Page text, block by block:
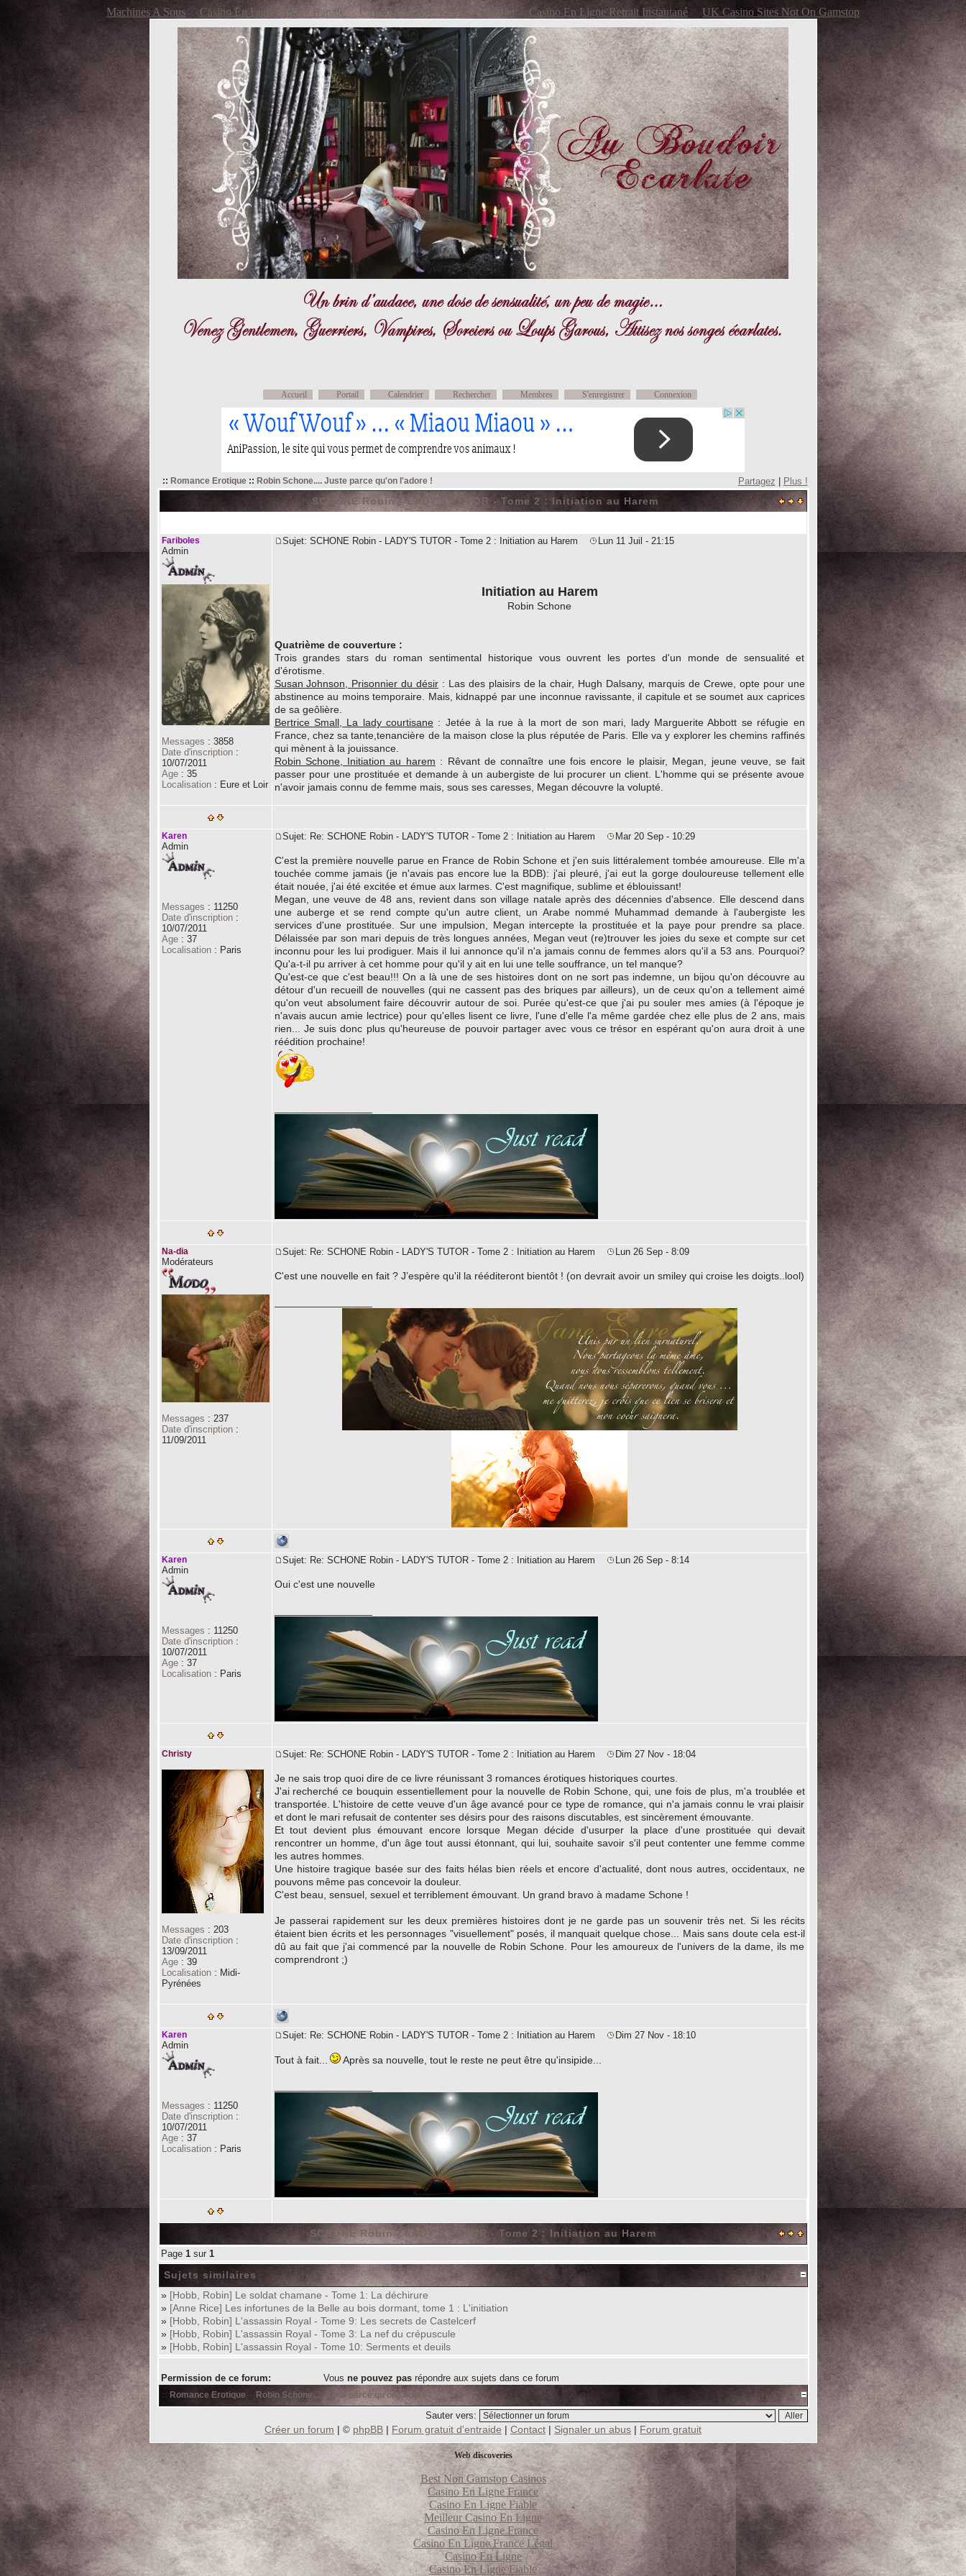
Machines A Sous Casino En Ligne Retrait Rapide Casino En Ligne Retrait Immédiat Casino En Ligne Retrait Instantané UK Casino Sites Not On Gamstop
Accueil Portail Calendrier Rechercher Membres S'enregistrer Connexion
:: Romance Erotique:: Robin Schone.... Juste parce qu'on l'adore ! Partagez Plus !
SCHONE Robin - LADY'S TUTOR - Tome 2 : Initiation au Harem
Fariboles
Admin
Messages : 3858
Date d'inscription:
10/07/2011
Age: 35
Localisation: Eure et Loir
Sujet: SCHONE Robin - LADY'S TUTOR - Tome 2 : Initiation au Harem Lun 11 Juil - 21:15
Initiation au Harem
Robin Schone
Quatrième de couverture :
Trois grandes stars du roman sentimental historique vous ouvrent les portes d'un monde de sensualité et
d'érotisme.
Susan Johnson, Prisonnier du désir : Las des plaisirs de la chair, Hugh Dalsany, marquis de Crewe, opte pour une
abstinence au moins temporaire. Mais, kidnappé par une inconnue ravissante, il capitule et se soumet aux caprices
de sa geôlière.
Bertrice Small, La lady courtisane : Jetée à la rue à la mort de son mari, lady Marguerite Abbott se réfugie en
France, chez sa tante,tenancière de la maison close la plus réputée de Paris. Elle va y explorer les chemins raffinés
qui mènent à la jouissance.
Robin Schone, Initiation au harem : Rêvant de connaître une fois encore le plaisir, Megan, jeune veuve, se fait
passer pour une prostituée et demande à un aubergiste de lui procurer un client. L'homme qui se présente avoue
n'avoir jamais connu de femme mais, sous ses caresses, Megan découvre la volupté.
Karen
Admin
Messages : 11250
Date d'inscription:
10/07/2011
Age: 37
Localisation: Paris
Sujet: Re: SCHONE Robin - LADY'S TUTOR - Tome 2 : Initiation au Harem Mar 20 Sep - 10:29
C'est la première nouvelle parue en France de Robin Schone et j'en suis littéralement tombée amoureuse. Elle m'a
touchée comme jamais (je n'avais pas encore lue la BDB): j'ai pleuré, j'ai eut la gorge douloureuse tellement elle
était nouée, j'ai été excitée et émue aux larmes. C'est magnifique, sublime et éblouissant!
Megan, une veuve de 48 ans, revient dans son village natale après des décennies d'absence. Elle descend dans
une auberge et se rend compte qu'un autre client, un Arabe nommé Muhammad demande à l'aubergiste les
services d'une prostituée. Sur une impulsion, Megan intercepte la prostituée et la paye pour prendre sa place.
Délaissée par son mari depuis de très longues années, Megan veut (re)trouver les joies du sexe et compte sur cet
inconnu pour les lui prodiguer. Mais il lui annonce qu'il n'a jamais connu de femmes alors qu'il a 53 ans. Pourquoi?
Qu'a-t-il pu arriver à cet homme pour qu'il y ait en lui une telle souffrance, un tel manque?
Qu'est-ce que c'est beau!!! On a là une de ses histoires dont on ne sort pas indemne, un bijou qu'on découvre au
détour d'un recueill de nouvelles (qui ne cassent pas des briques par ailleurs), un de ceux qu'on a tellement aimé
qu'on veut absolument faire découvrir autour de soi. Purée qu'est-ce que j'ai pu souler mes amies (à l'époque je
n'avais aucun amie lectrice) pour qu'elles lisent ce livre, l'une d'elle l'a même gardée chez elle plus de 2 ans, mais
rien... Je suis donc plus qu'heureuse de pouvoir partager avec vous ce trésor en espérant qu'on aura droit à une
réédition prochaine!
Na-dia
Modérateurs
Messages : 237
Date d'inscription:
11/09/2011
Sujet: Re: SCHONE Robin - LADY'S TUTOR - Tome 2 : Initiation au Harem Lun 26 Sep - 8:09
C'est une nouvelle en fait ? J’espère qu'il la rééditeront bientôt ! (on devrait avoir un smiley qui croise les doigts..lool)
Karen
Admin
Messages : 11250
Date d'inscription:
10/07/2011
Age: 37
Localisation: Paris
Sujet: Re: SCHONE Robin - LADY'S TUTOR - Tome 2 : Initiation au Harem Lun 26 Sep - 8:14
Oui c'est une nouvelle
Christy
Messages : 203
Date d'inscription:
13/09/2011
Age: 39
Localisation: Midi-
Pyrénées
Sujet: Re: SCHONE Robin - LADY'S TUTOR - Tome 2 : Initiation au Harem Dim 27 Nov - 18:04
Je ne sais trop quoi dire de ce livre réunissant 3 romances érotiques historiques courtes.
J'ai recherché ce bouquin essentiellement pour la nouvelle de Robin Schone, qui, une fois de plus, m'a troublée et
transportée. L'histoire de cette veuve d'un âge avancé pour ce type de romance, qui n'a jamais connu le vrai plaisir
et dont le mari refusait de contenter ses désirs pour des raisons discutables, est sincèrement émouvante.
Et tout devient plus émouvant encore lorsque Megan décide d'usurper la place d'une prostituée qui devait
rencontrer un homme, d'un âge tout aussi étonnant, qui lui, souhaite savoir s'il peut contenter une femme comme
les autres hommes.
Une histoire tragique basée sur des faits hélas bien réels et encore d'actualité, dont nous autres, occidentaux, ne
pouvons même pas concevoir la douleur.
C'est beau, sensuel, sexuel et terriblement émouvant. Un grand bravo à madame Schone !
Je passerai rapidement sur les deux premières histoires dont je ne garde pas un souvenir très net. Si les récits
étaient bien écrits et les personnages "visuellement" posés, il manquait quelque chose... Mais sans doute cela est-il
dû au fait que j'ai commencé par la nouvelle de Robin Schone. Pour les amoureux de l'univers de la dame, ils me
comprendront ;)
Karen
Admin
Messages : 11250
Date d'inscription:
10/07/2011
Age: 37
Localisation: Paris
Sujet: Re: SCHONE Robin - LADY'S TUTOR - Tome 2 : Initiation au Harem Dim 27 Nov - 18:10
Tout à fait... Après sa nouvelle, tout le reste ne peut être qu'insipide...
SCHONE Robin - LADY'S TUTOR - Tome 2 : Initiation au Harem
Page 1sur 1
Sujets similaires
» [Hobb, Robin] Le soldat chamane - Tome 1: La déchirure
» [Anne Rice] Les infortunes de la Belle au bois dormant, tome 1 : L'initiation
» [Hobb, Robin] L'assassin Royal - Tome 9: Les secrets de Castelcerf
» [Hobb, Robin] L'assassin Royal - Tome 3: La nef du crépuscule
» [Hobb, Robin] L'assassin Royal - Tome 10: Serments et deuils
Permission de ce forum: Vous ne pouvez pasrépondre aux sujets dans ce forum
:: Romance Erotique Robin Schone.... Juste parce qu'on l'adore !
Sauter vers:
Créer un forum | © phpBB | Forum gratuit d'entraide | Contact | Signaler un abus | Forum gratuit
Web discoveries
Best Non Gamstop Casinos
Casino En Ligne France
Casino En Ligne Fiable
Meilleur Casino En Ligne
Casino En Ligne France
Casino En Ligne France Légal
Casino En Ligne
Casino En Ligne Fiable